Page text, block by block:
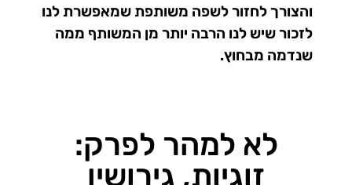
והצורך לחזור לשפה משותפת שמאפשרת לנו
לזכור שיש לנו הרבה יותר מן המשותף ממה
שנדמה מבחוץ.
לא למהר לפרק:
זוגיות, גירושין